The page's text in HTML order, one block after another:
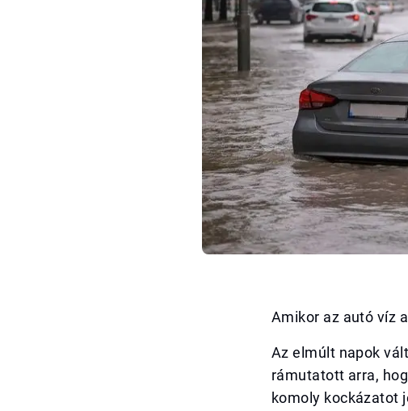
Amikor az autó víz
Az elmúlt napok
rámutatott arra,
komoly kockázatot